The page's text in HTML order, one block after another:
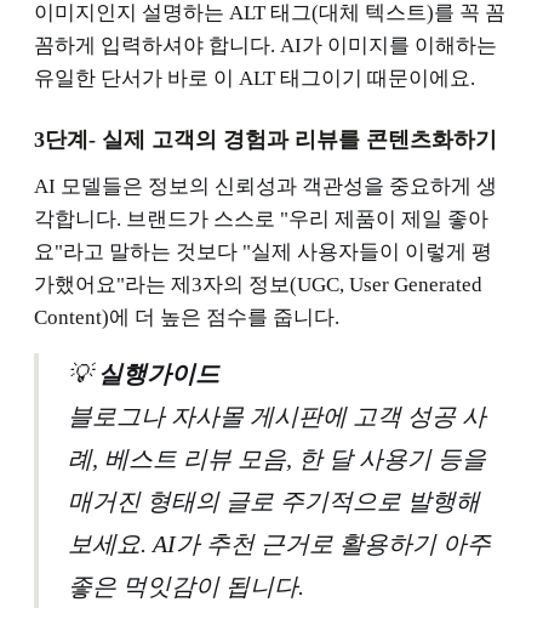
이미지인지 설명하는 ALT 태그(대체 텍스트)를 꼭 꼼
꼼하게 입력하셔야 합니다. AI가 이미지를 이해하는
유일한 단서가 바로 이 ALT 태그이기 때문이에요.
3단계- 실제 고객의 경험과 리뷰를 콘텐츠화하기
AI 모델들은 정보의 신뢰성과 객관성을 중요하게 생
각합니다. 브랜드가 스스로 "우리 제품이 제일 좋아
요"라고 말하는 것보다 "실제 사용자들이 이렇게 평
가했어요"라는 제3자의 정보(UGC, User Generated
Content)에 더 높은 점수를 줍니다.
💡실행가이드
블로그나 자사몰 게시판에 고객 성공 사
례, 베스트 리뷰 모음, 한 달 사용기 등을
매거진 형태의 글로 주기적으로 발행해
보세요. AI가 추천 근거로 활용하기 아주
좋은 먹잇감이 됩니다.